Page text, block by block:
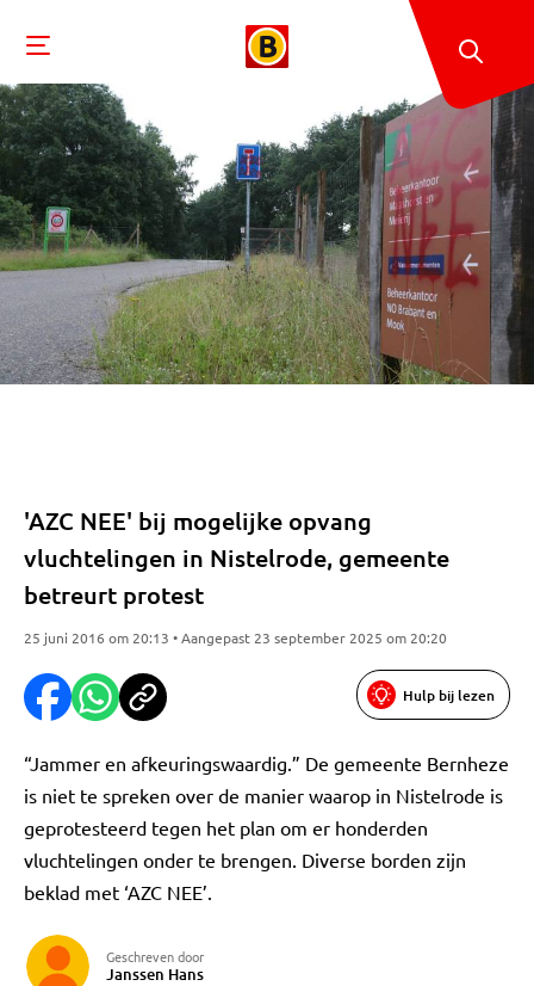
'AZC NEE' bij mogelijke opvang
vluchtelingen in Nistelrode, gemeente
betreurt protest
25 juni 2016 om 20:13 • Aangepast 23 september 2025 om 20:20
Hulp bij lezen
“Jammer en afkeuringswaardig.” De gemeente Bernheze
is niet te spreken over de manier waarop in Nistelrode is
geprotesteerd tegen het plan om er honderden
vluchtelingen onder te brengen. Diverse borden zijn
beklad met ‘AZC NEE’.
Geschreven door
Janssen Hans